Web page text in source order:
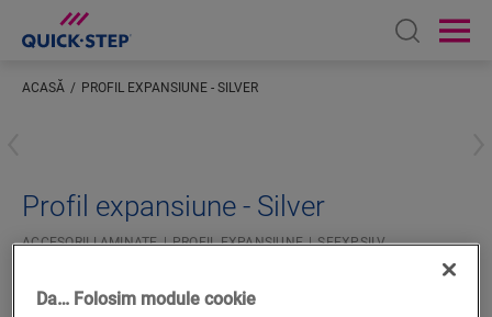
Open
ACASĂ PROFIL EXPANSIUNE - SILVER
Profil expansiune - Silver
ACCESORII LAMINATE PROFIL EXPANSIUNE SFEXPSILV
Pentru parchet laminat
Da… Folosim module cookie